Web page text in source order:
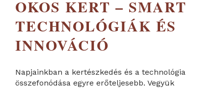
OKOS KERT – SMART
TECHNOLÓGIÁK ÉS
INNOVÁCIÓ
Napjainkban a kertészkedés és a technológia
összefonódása egyre erőteljesebb. Vegyük